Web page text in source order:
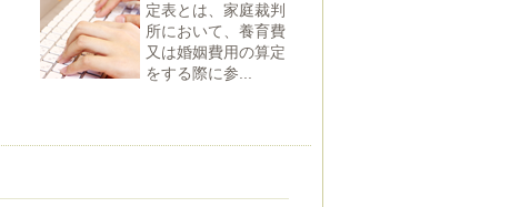
定表とは、家庭裁判
所において、養育費
又は婚姻費用の算定
をする際に参...